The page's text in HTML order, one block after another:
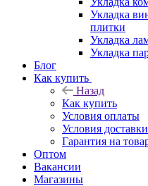
Укладка
плитки
Укладка
Укладка
Блог
Как купить
Назад
Как купить
Условия оплаты
Условия доставки
Гарантия на
Оптом
Вакансии
Магазины